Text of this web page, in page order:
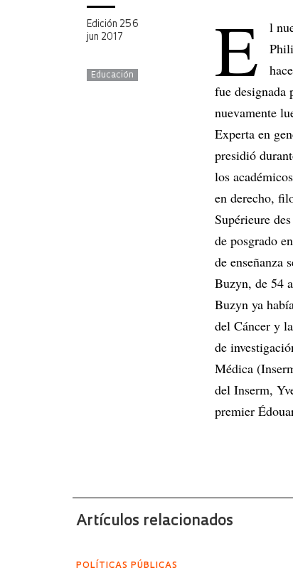
Edición 256
jun 2017
Educación E
l
fue designada
nuevamente
Experta en
presidió
los
en derecho,
Supérieure
de posgrado
de enseñanza
Buzyn, de 54
Buzyn ya
del Cáncer y
de
Médica
del Inserm,
premier